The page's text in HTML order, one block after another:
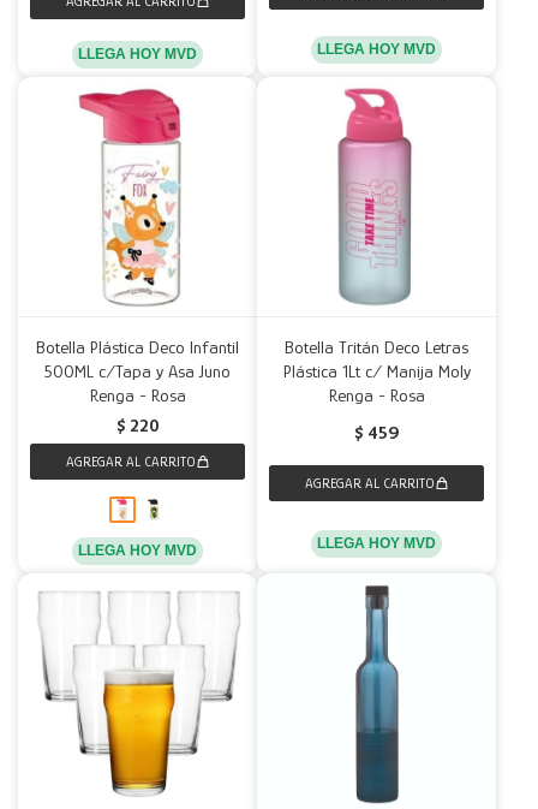
LLEGA HOY MVD LLEGA HOY MVD
Botella Plástica Deco Infantil
500ML c/Tapa y Asa Juno
Renga - Rosa
$ 220
LLEGA HOY MVD
Botella Tritán Deco Letras
Plástica 1Lt c/ Manija Moly
Renga - Rosa
$ 459
LLEGA HOY MVD